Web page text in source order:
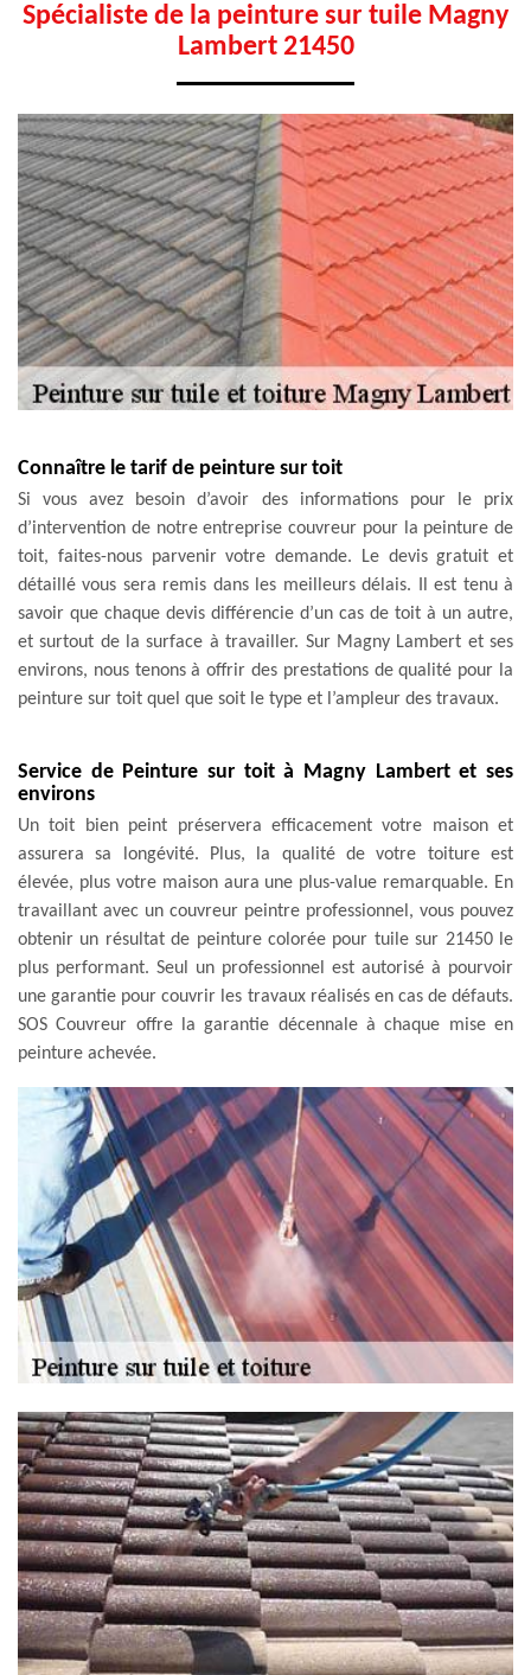
Spécialiste de la peinture sur tuile Magny
Lambert 21450
Connaître le tarif de peinture sur toit
Si vous avez besoin d’avoir des informations pour le prix
d’intervention de notre entreprise couvreur pour la peinture de
toit, faites-nous parvenir votre demande. Le devis gratuit et
détaillé vous sera remis dans les meilleurs délais. Il est tenu à
savoir que chaque devis différencie d’un cas de toit à un autre,
et surtout de la surface à travailler. Sur Magny Lambert et ses
environs, nous tenons à offrir des prestations de qualité pour la
peinture sur toit quel que soit le type et l’ampleur des travaux.
Service de Peinture sur toit à Magny Lambert et ses
environs
Un toit bien peint préservera efficacement votre maison et
assurera sa longévité. Plus, la qualité de votre toiture est
élevée, plus votre maison aura une plus-value remarquable. En
travaillant avec un couvreur peintre professionnel, vous pouvez
obtenir un résultat de peinture colorée pour tuile sur 21450 le
plus performant. Seul un professionnel est autorisé à pourvoir
une garantie pour couvrir les travaux réalisés en cas de défauts.
SOS Couvreur offre la garantie décennale à chaque mise en
peinture achevée.